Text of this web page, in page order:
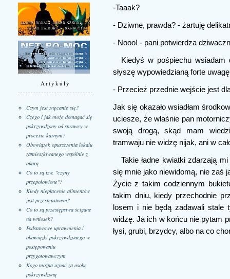
Artykuły
Czym jest znęcanie się?
Czego i jak może domagać się
pokrzywdzony od sprawcy w
procesie karnym?
Obowiązek opuszczenia lokalu
zamieszkiwanego wspólnie z
ofiarą
Co to są tzw. "czyny
przepołowione"?
Kiedy niepłacenie alimentów
jest przestępstwem?
Co to są przestępstwa ścigane
na wniosek?
Podstawowe uprawnienia i
obowiązki pokrzywdzonego w
postępowaniu
przygotowawczym
Kogo można uznać za osobę
pokrzywdzoną
-Taaak?
- Dziwne, prawda? - żartuję
- Nooo! - pani potwierdza
Kiedyś w pośpiechu
słyszę wypowiedzianą forte
- Przecież przednie wejście jest
Jak się okazało wsiadłam
uciesze, że właśnie pan
swoją drogą, skąd mam
tramwaju nie widzę nijak, ani w
Takie ładne kwiatki zdarzają
się mnie jako niewidomą, nie zaś
Życie z takim codziennym
takim dniu, kiedy przechodnie
losem i nie będą zadawali
widzę. Ja ich w końcu nie pytam
łysi, grubi, brzydcy, albo na co